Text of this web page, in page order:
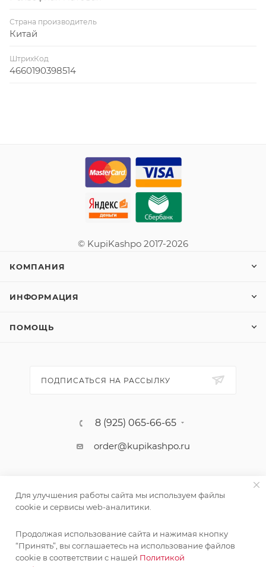
Страна производитель
Китай
ШтрихКод
4660190398514
© KupiKashpo 2017-2026
КОМПАНИЯ
ИНФОРМАЦИЯ
ПОМОЩЬ
ПОДПИСАТЬСЯ НА РАССЫЛКУ
8 (925) 065-66-65
order@kupikashpo.ru
©КупиКашпо 2017-2026
Для улучшения работы сайта мы используем файлы
cookie и сервисы web-аналитики.
Продолжая использование сайта и нажимая кнопку
“Принять”, вы соглашаетесь на использование файлов
cookie в соответствии с нашей Политикой